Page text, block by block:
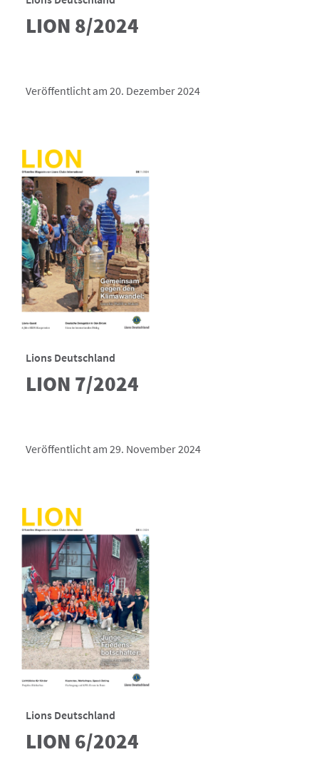
LION 8/2024
Veröffentlicht am 20. Dezember 2024
Lions Deutschland
LION 7/2024
Veröffentlicht am 29. November 2024
Lions Deutschland
LION 6/2024